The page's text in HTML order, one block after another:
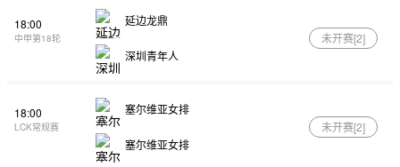
18:00
中甲第18轮
延边龙鼎
深圳青年人
未开赛[2]
18:00
LCK常规赛
塞尔维亚女排
塞尔维亚女排
未开赛[2]